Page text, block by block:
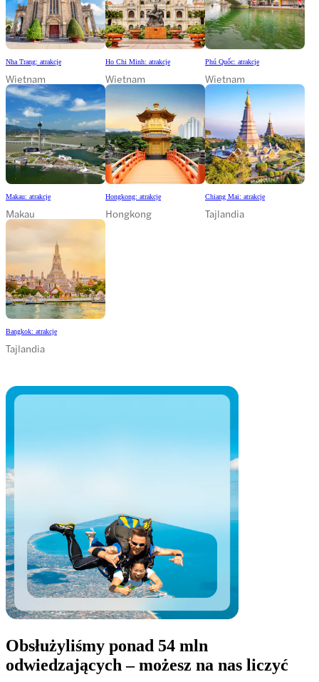
Nha Trang: atrakcje
Wietnam
Ho Chi Minh: atrakcje
Wietnam
Phú Quốc: atrakcje
Wietnam
Makau: atrakcje
Makau
Hongkong: atrakcje
Hongkong
Chiang Mai: atrakcje
Tajlandia
Bangkok: atrakcje
Tajlandia
Obsłużyliśmy ponad 54 mln
odwiedzających – możesz na nas liczyć